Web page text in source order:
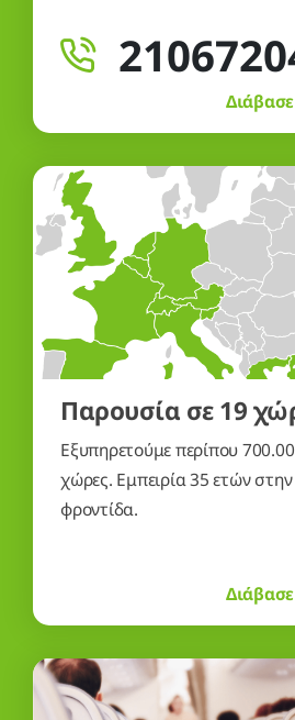
Παρουσία σε 19
Εξυπηρετούμε περίπου
χώρες. Εμπειρία 35 ετών
φροντίδα.